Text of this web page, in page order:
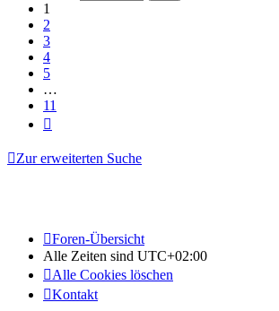
1
2
3
4
5
…
11
Zur erweiterten Suche
Foren-Übersicht
Alle Zeiten sind UTC+02:00
Alle Cookies löschen
Kontakt